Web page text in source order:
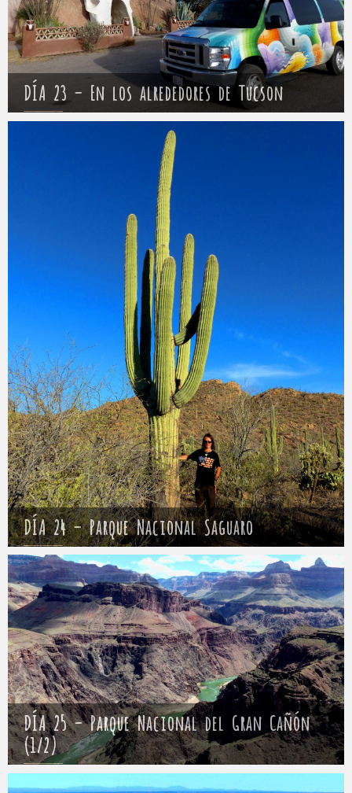
DÍA 23 – En los alrededores de Tucson
Mathieu 27 abril 2017
DÍA 24 – Parque Nacional Saguaro
Mathieu 28 abril 2017
DÍA 25 – Parque Nacional del Gran Cañón
(1/2)
Mathieu 29 abril 2017